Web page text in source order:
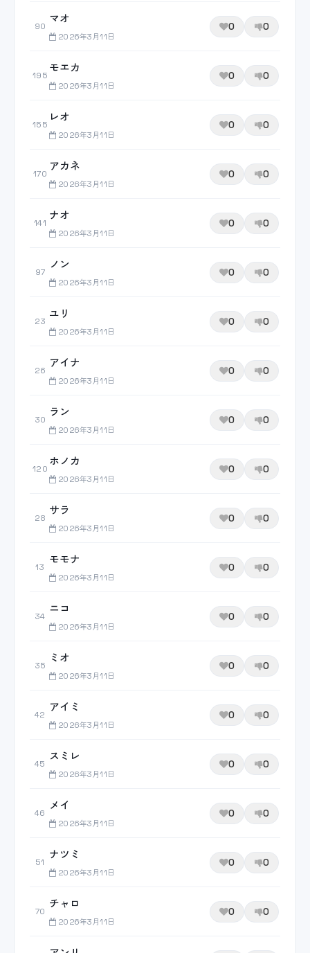
90
マオ
2026年3月11日
0 0
195
モエカ
2026年3月11日
0 0
155
レオ
2026年3月11日
0 0
170
アカネ
2026年3月11日
0 0
141
ナオ
2026年3月11日
0 0
97
ノン
2026年3月11日
0 0
23
ユリ
2026年3月11日
0 0
26
アイナ
2026年3月11日
0 0
30
ラン
2026年3月11日
0 0
120
ホノカ
2026年3月11日
0 0
28
サラ
2026年3月11日
0 0
13
モモナ
2026年3月11日
0 0
34
ニコ
2026年3月11日
0 0
35
ミオ
2026年3月11日
0 0
42
アイミ
2026年3月11日
0 0
45
スミレ
2026年3月11日
0 0
46
メイ
2026年3月11日
0 0
51
ナツミ
2026年3月11日
0 0
70
チャロ
2026年3月11日
0 0